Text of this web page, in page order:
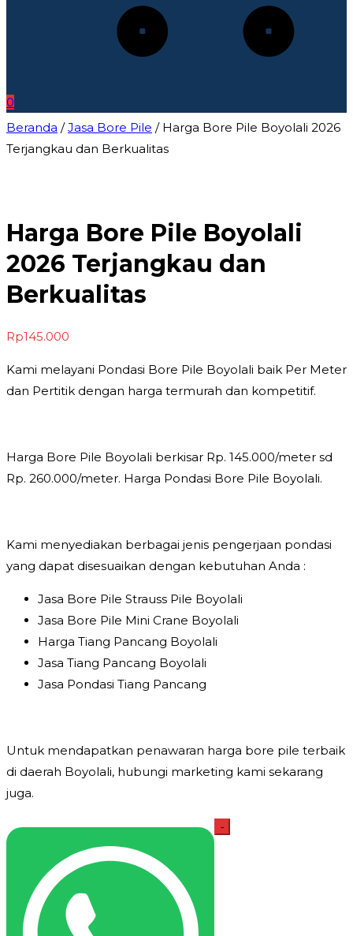
0
Beranda /Jasa Bore Pile / Harga Bore Pile Boyolali 2026
Terjangkau dan Berkualitas
Harga Bore Pile Boyolali
2026 Terjangkau dan
Berkualitas
Rp145.000
Kami melayani Pondasi Bore Pile Boyolali baik Per Meter
dan Pertitik dengan harga termurah dan kompetitif.
Harga Bore Pile Boyolali berkisar Rp. 145.000/meter sd
Rp. 260.000/meter. Harga Pondasi Bore Pile Boyolali.
Kami menyediakan berbagai jenis pengerjaan pondasi
yang dapat disesuaikan dengan kebutuhan Anda :
Jasa Bore Pile Strauss Pile Boyolali
Jasa Bore Pile Mini Crane Boyolali
Harga Tiang Pancang Boyolali
Jasa Tiang Pancang Boyolali
Jasa Pondasi Tiang Pancang
Untuk mendapatkan penawaran harga bore pile terbaik
di daerah Boyolali, hubungi marketing kami sekarang
juga.
-